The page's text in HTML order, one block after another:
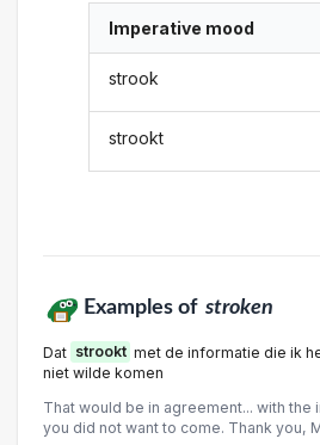
Imperative mood
strook
strookt
Examples of stroken
Dat strookt met de informatie die ik
niet wilde komen
That would be in agreement... with the
you did not want to come. Thank you,